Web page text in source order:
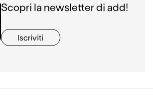
Scopri la newsletter di add!
Iscriviti